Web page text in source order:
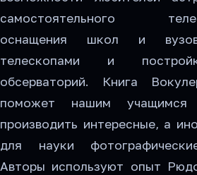
самостоятельного
оснащения школ и
телескопами и
обсерваторий. Книга
поможет нашим
производить интересные, а
для науки
Авторы используют опыт